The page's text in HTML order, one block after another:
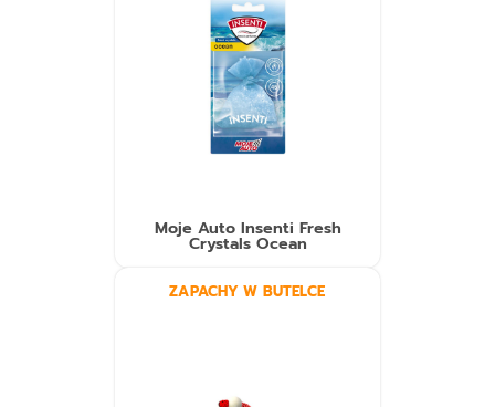
Moje Auto Insenti Fresh
Crystals Ocean
ZAPACHY W BUTELCE